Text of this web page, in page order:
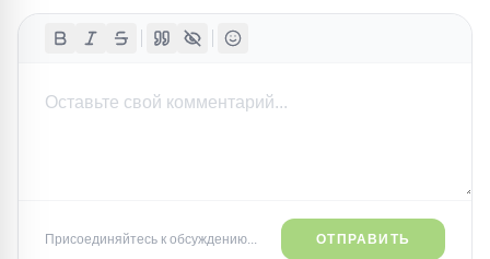
Присоединяйтесь к обсуждению... ОТПРАВИТЬ